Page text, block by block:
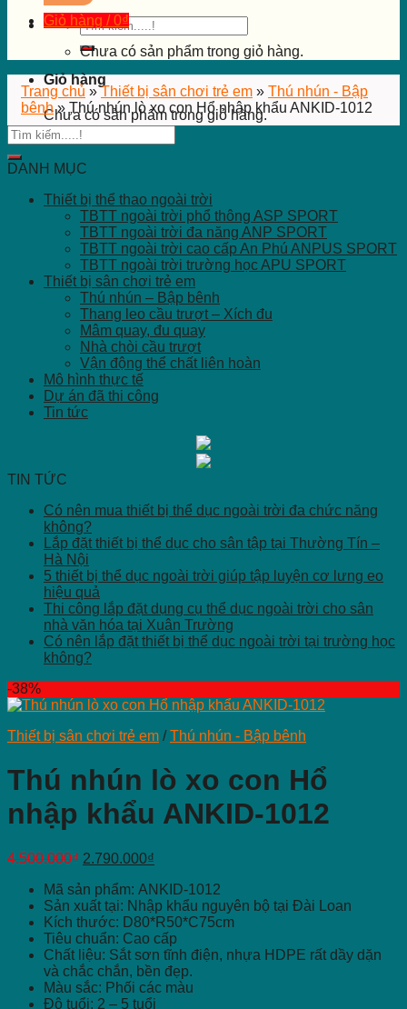
Tìm
kiếm:
Giỏ hàng
Chưa có sản phẩm trong giỏ hàng.
Giỏ hàng /0₫
Chưa có sản phẩm trong giỏ hàng.
Trang chủ »Thiết bị sân chơi trẻ em » Thú nhún - Bập
bênh» Thú nhún lò xo con Hổ nhập khẩu ANKID-1012
DANH MỤC
Thiết bị thể thao ngoài trời
TBTT ngoài trời phổ thông ASP SPORT
TBTT ngoài trời đa năng ANP SPORT
TBTT ngoài trời cao cấp An Phú ANPUS SPORT
TBTT ngoài trời trường học APU SPORT
Thiết bị sân chơi trẻ em
Thú nhún – Bập bênh
Thang leo cầu trượt – Xích đu
Mâm quay, đu quay
Nhà chòi cầu trượt
Vận động thể chất liên hoàn
Mô hình thực tế
Dự án đã thi công
Tin tức
TIN TỨC
Có nên mua thiết bị thể dục ngoài trời đa chức năng
không?
Lắp đặt thiết bị thể dục cho sân tập tại Thường Tín –
Hà Nội
5 thiết bị thể dục ngoài trời giúp tập luyện cơ lưng eo
hiệu quả
Thi công lắp đặt dụng cụ thể dục ngoài trời cho sân
nhà văn hóa tại Xuân Trường
Có nên lắp đặt thiết bị thể dục ngoài trời tại trường học
không?
-38%
Thiết bị sân chơi trẻ em / Thú nhún - Bập bênh
Thú nhún lò xo con Hổ
nhập khẩu ANKID-1012
4.500.000₫ 2.790.000₫
Mã sản phẩm: ANKID-1012
Sản xuất tại: Nhập khẩu nguyên bộ tại Đài Loan
Kích thước: D80*R50*C75cm
Tiêu chuẩn: Cao cấp
Chất liệu: Sắt sơn tĩnh điện, nhựa HDPE rất dầy dặn
và chắc chắn, bền đẹp.
Màu sắc: Phối các màu
Độ tuổi: 2 – 5 tuổi